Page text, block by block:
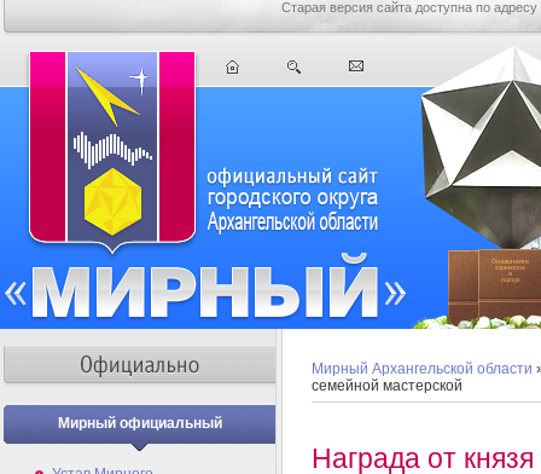
Старая версия сайта доступна по адресу
Мирный официальный
Мирный Архангельской области
семейной мастерской
Награда от